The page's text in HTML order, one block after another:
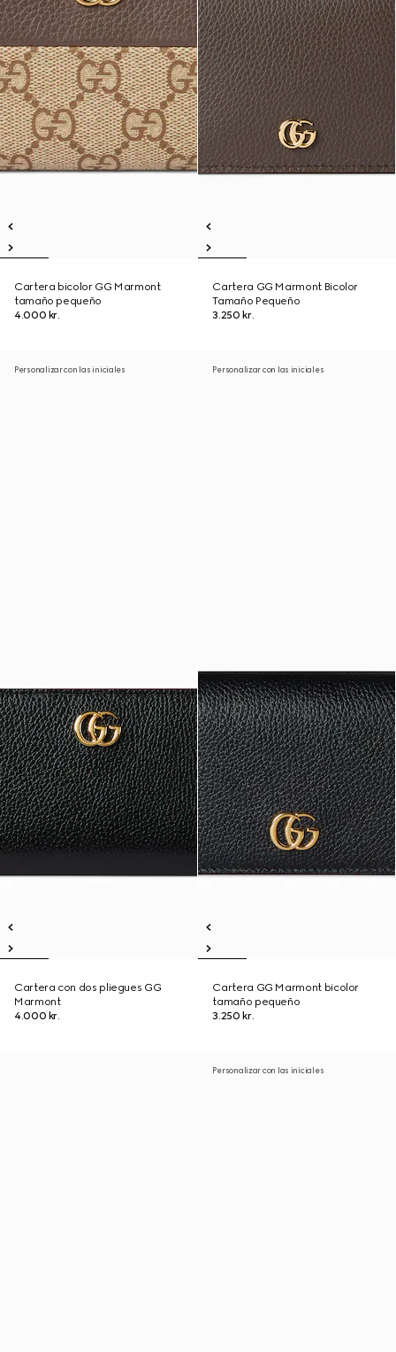
Cartera bicolor GG Marmont
tamaño pequeño
4.000 kr.
Cartera GG Marmont Bicolor
Tamaño Pequeño
3.250 kr.
Personalizar con las iniciales
Cartera con dos pliegues GG
Marmont
4.000 kr.
Personalizar con las iniciales
Cartera GG Marmont bicolor
tamaño pequeño
3.250 kr.
Personalizar con las iniciales